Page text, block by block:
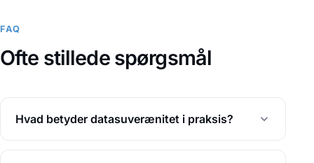
FAQ
Ofte stillede spørgsmål
Hvad betyder datasuverænitet i praksis?